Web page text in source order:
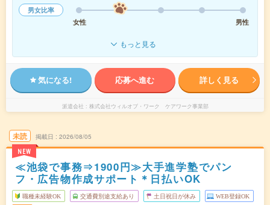
男女比率
女性
男性
もっと見る
気になる! 応募へ進む 詳しく見る
派遣会社 株式会社ウィルオブ・ワーク ケアワーク事業部
未読
NEW
掲載日 2026/08/05
≪池袋で事務⇒1900円≫大手進学塾でパン
フ・広告物作成サポート＊日払いOK
職種未経験OK 交通費別途支給あり 土日祝日が休み WEB登録OK